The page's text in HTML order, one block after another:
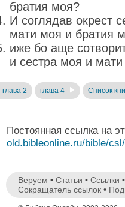
братия моя?
И соглядав окрест
мати моя и братия
иже бо аще
и сестра моя и мати
глава 2 глава 4 Список
Постоянная ссылка на
old.bibleonline.ru/bible/
Веруем • Статьи • Ссылки
Сокращатель ссылок •